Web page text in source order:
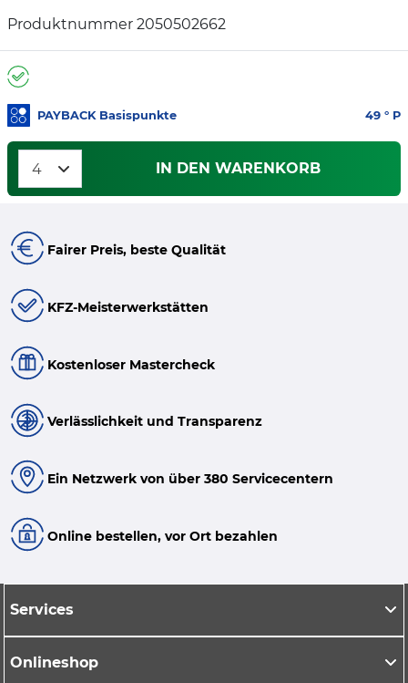
Produktnummer 2050502662
PAYBACK Basispunkte 49 ° P
IN DEN WARENKORB
Fairer Preis, beste Qualität
KFZ-Meisterwerkstätten
Kostenloser Mastercheck
Verlässlichkeit und Transparenz
Ein Netzwerk von über 380 Servicecentern
Online bestellen, vor Ort bezahlen
Services
Onlineshop